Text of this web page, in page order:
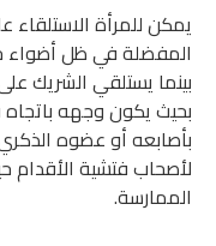
يمكن للمرأة
المفضلة في ظل أضواء
بينما يستلقي الشريك
بحيث يكون وجهه
بأصابعه أو عضوه
لأصحاب فتشية
الممارسة.